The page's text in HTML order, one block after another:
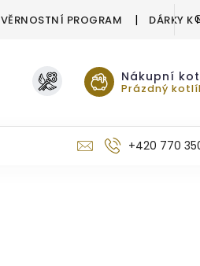
VĚRNOSTNÍ PROGRAM DÁRKY K
Nákupní
Prázdný
+420 770